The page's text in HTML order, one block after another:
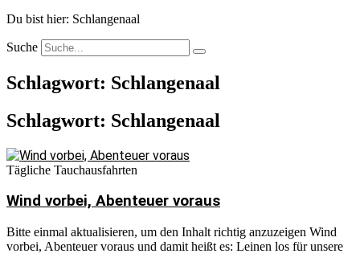
Du bist hier: Schlangenaal
Suche
Schlagwort: Schlangenaal
Schlagwort: Schlangenaal
Tägliche Tauchausfahrten
Wind vorbei, Abenteuer voraus
Bitte einmal aktualisieren, um den Inhalt richtig anzuzeigen Wind
vorbei, Abenteuer voraus und damit heißt es: Leinen los für unsere